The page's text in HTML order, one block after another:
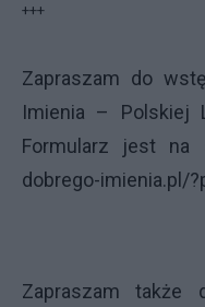
+++
Zapraszam do
Imienia – Polskiej
Formularz jest na
dobrego-imienia.pl/
Zapraszam także